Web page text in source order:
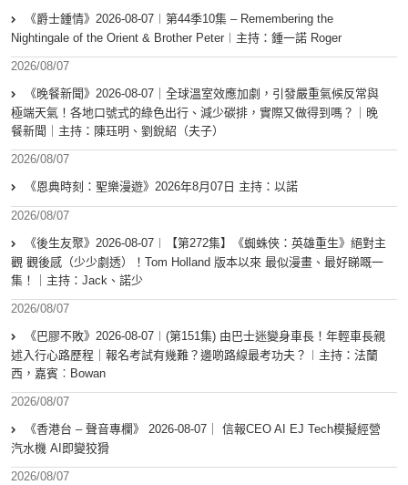
《爵士鍾情》2026-08-07︱第44季10集 – Remembering the
Nightingale of the Orient & Brother Peter︱主持：鍾一諾 Roger
2026/08/07
《晚餐新聞》2026-08-07｜全球溫室效應加劇，引發嚴重氣候反常與
極端天氣！各地口號式的綠色出行、減少碳排，實際又做得到嗎？｜晚
餐新聞｜主持：陳珏明、劉銳紹（夫子）
2026/08/07
《恩典時刻：聖樂漫遊》2026年8月07日 主持：以諾
2026/08/07
《後生友聚》2026-08-07︱【第272集】《蜘蛛俠：英雄重生》絕對主
觀 觀後感（少少劇透）！Tom Holland 版本以來 最似漫畫、最好睇嘅一
集！｜主持：Jack、諾少
2026/08/07
《巴膠不敗》2026-08-07︱(第151集) 由巴士迷變身車長！年輕車長親
述入行心路歷程｜報名考試有幾難？邊啲路線最考功夫？︱主持：法蘭
西，嘉賓︰Bowan
2026/08/07
《香港台 – 聲音專欄》 2026-08-07｜ 信報CEO AI EJ Tech模擬經營
汽水機 AI即變狡猾
2026/08/07